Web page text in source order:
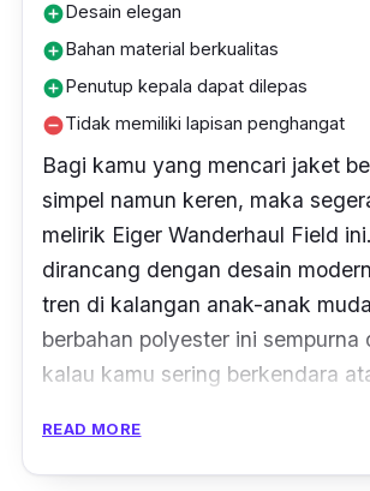
add_circle Desain elegan
add_circle Bahan material berkualitas
add_circle Penutup kepala dapat dilepas
remove_circleTidak memiliki lapisan penghangat
Bagi kamu yang mencari jaket
simpel namun keren, maka
melirik Eiger Wanderhaul Field
dirancang dengan desain
tren di kalangan anak-anak
berbahan polyester ini sempurna
kalau kamu sering berkendara
Jaket ini semakin apik karena
READ MORE